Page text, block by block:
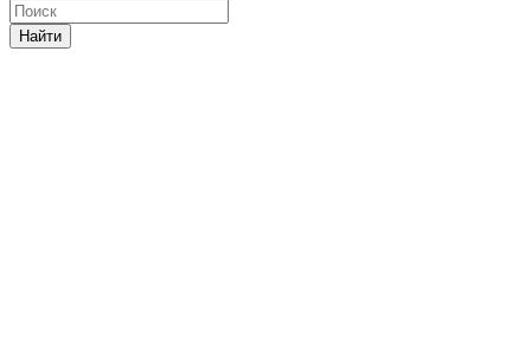
Найти